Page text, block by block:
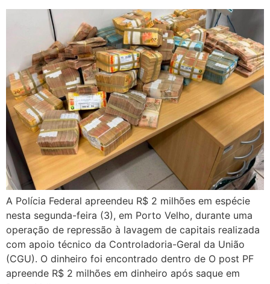
A Polícia Federal apreendeu R$ 2 milhões em espécie
nesta segunda-feira (3), em Porto Velho, durante uma
operação de repressão à lavagem de capitais realizada
com apoio técnico da Controladoria-Geral da União
(CGU). O dinheiro foi encontrado dentro de O post PF
apreende R$ 2 milhões em dinheiro após saque em